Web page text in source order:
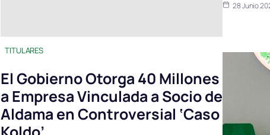
TITULARES
El Gobierno Otorga 40 Millones
a Empresa Vinculada a Socio de
Aldama en Controversial ‘Caso
28 Junio